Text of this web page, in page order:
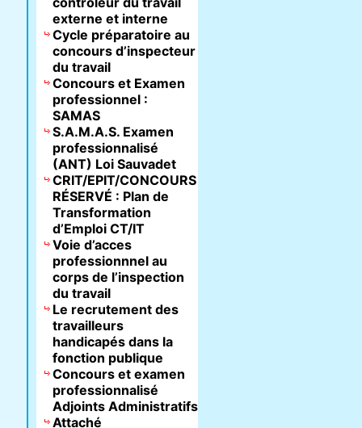
externe et interne
Cycle préparatoire au
concours d’inspecteur
du travail
Concours et Examen
professionnel :
SAMAS
S.A.M.A.S. Examen
professionnalisé
(ANT) Loi Sauvadet
CRIT/EPIT/CONCOURS
RÉSERVÉ : Plan de
Transformation
d’Emploi CT/IT
Voie d’acces
professionnnel au
corps de l’inspection
du travail
Le recrutement des
travailleurs
handicapés dans la
fonction publique
Concours et examen
professionnalisé
Adjoints Administratifs
Attaché